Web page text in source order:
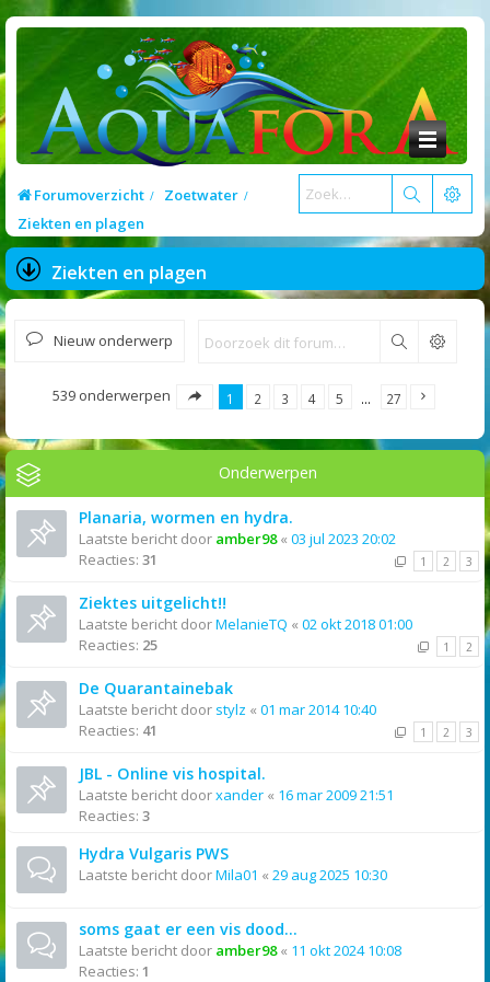
Forumoverzicht
Zoetwater
Ziekten en plagen
Ziekten en plagen
Nieuw onderwerp Zoek
539 onderwerpen 1 2 3 4 5 … 27
Onderwerpen
Planaria, wormen en hydra.
Laatste bericht door amber98« 03 jul 2023 20:02
Reacties: 31 1 2 3
Ziektes uitgelicht!!
Laatste bericht doorMelanieTQ « 02 okt 2018 01:00
Reacties: 25 1 2
De Quarantainebak
Laatste bericht door stylz « 01 mar 2014 10:40
Reacties: 41 1 2 3
JBL - Online vis hospital.
Laatste bericht doorxander « 16 mar 2009 21:51
Reacties: 3
Hydra Vulgaris PWS
Laatste bericht doorMila01 « 29 aug 2025 10:30
soms gaat er een vis dood...
Laatste bericht door amber98« 11 okt 2024 10:08
Reacties: 1